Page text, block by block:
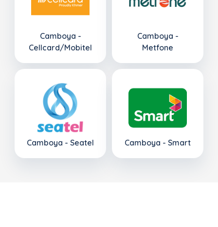
Camboya -
Cellcard/Mobitel
Camboya -
Metfone
Camboya - Seatel Camboya - Smart